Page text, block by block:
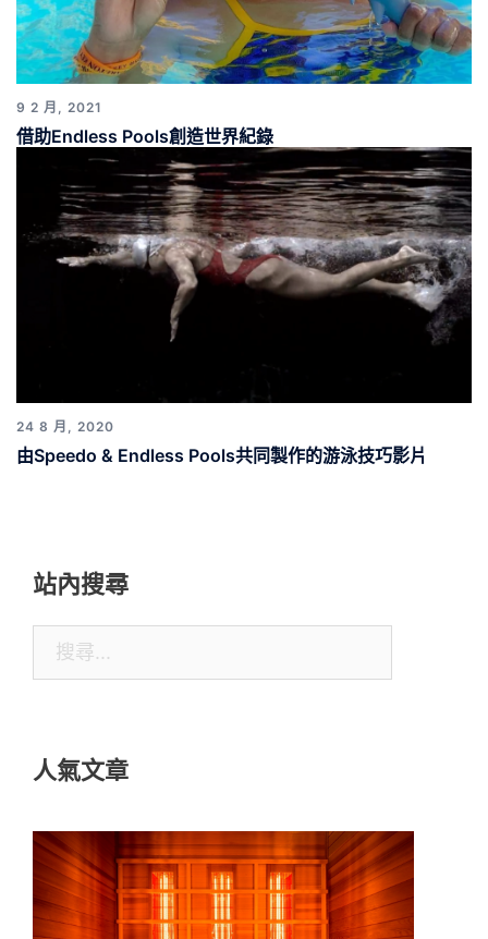
9 2 月, 2021
借助Endless Pools創造世界紀錄
24 8 月, 2020
由Speedo & Endless Pools共同製作的游泳技巧影片
站內搜尋
字:
人氣文章